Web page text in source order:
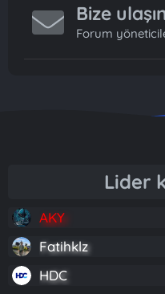
Bize
Forum
Lider
AKY
Fatihklz
HDC